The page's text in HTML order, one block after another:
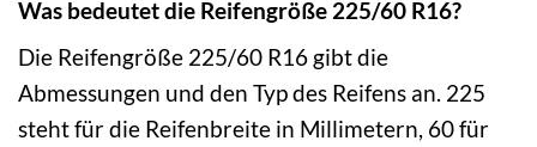
Was bedeutet die Reifengröße 225/60 R16?
Die Reifengröße 225/60 R16 gibt die
Abmessungen und den Typ des Reifens an. 225
steht für die Reifenbreite in Millimetern, 60 für